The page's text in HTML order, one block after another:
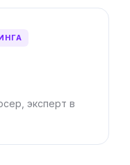
эксперт в